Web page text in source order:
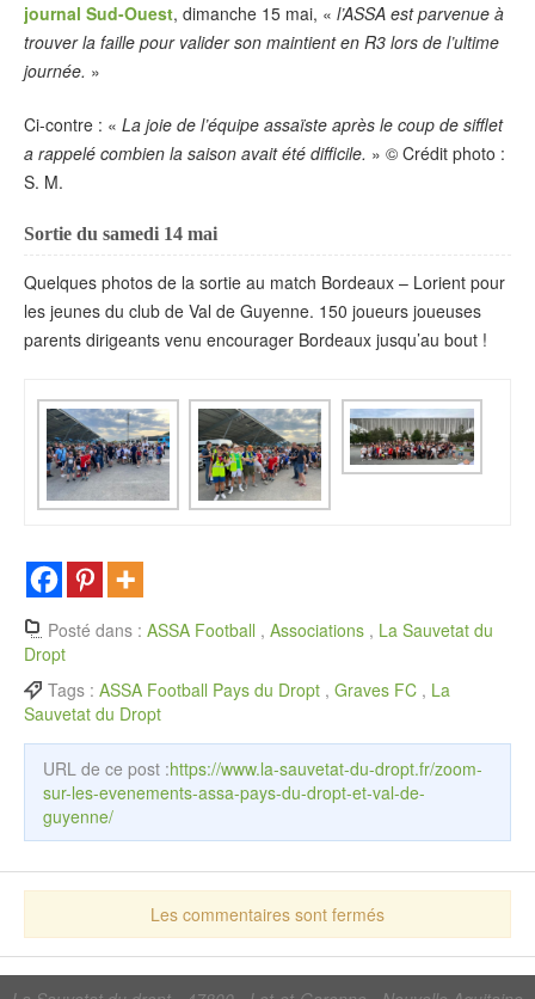
journal Sud-Ouest, dimanche 15 mai, « l’ASSA est parvenue à
trouver la faille pour valider son maintient en R3 lors de l’ultime
journée. »
Ci-contre : « La joie de l’équipe assaïste après le coup de sifflet
a rappelé combien la saison avait été difficile. » © Crédit photo :
S. M.
Sortie du samedi 14 mai
Quelques photos de la sortie au match Bordeaux – Lorient pour
les jeunes du club de Val de Guyenne. 150 joueurs joueuses
parents dirigeants venu encourager Bordeaux jusqu’au bout !
Posté dans : ASSA Football , Associations , La Sauvetat du
Dropt
Tags : ASSA Football Pays du Dropt , Graves FC , La
Sauvetat du Dropt
URL de ce post :https://www.la-sauvetat-du-dropt.fr/zoom-
sur-les-evenements-assa-pays-du-dropt-et-val-de-
guyenne/
Les commentaires sont fermés